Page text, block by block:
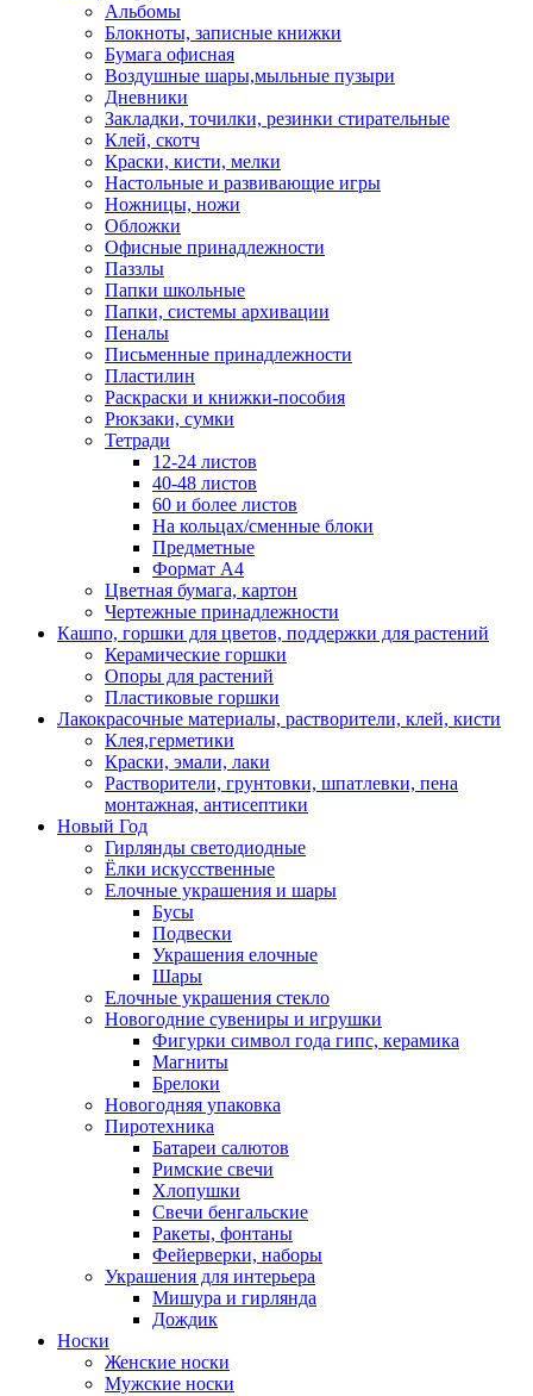
Альбомы
Блокноты, записные книжки
Бумага офисная
Воздушные шары,мыльные пузыри
Дневники
Закладки, точилки, резинки стирательные
Клей, скотч
Краски, кисти, мелки
Настольные и развивающие игры
Ножницы, ножи
Обложки
Офисные принадлежности
Паззлы
Папки школьные
Папки, системы архивации
Пеналы
Письменные принадлежности
Пластилин
Раскраски и книжки-пособия
Рюкзаки, сумки
Тетради
12-24 листов
40-48 листов
60 и более листов
На кольцах/сменные блоки
Предметные
Формат А4
Цветная бумага, картон
Чертежные принадлежности
Кашпо, горшки для цветов, поддержки для растений
Керамические горшки
Опоры для растений
Пластиковые горшки
Лакокрасочные материалы, растворители, клей, кисти
Клея,герметики
Краски, эмали, лаки
Растворители, грунтовки, шпатлевки, пена
монтажная, антисептики
Новый Год
Гирлянды светодиодные
Ёлки искусственные
Елочные украшения и шары
Бусы
Подвески
Украшения елочные
Шары
Елочные украшения стекло
Новогодние сувениры и игрушки
Фигурки символ года гипс, керамика
Магниты
Брелоки
Новогодняя упаковка
Пиротехника
Батареи салютов
Римские свечи
Хлопушки
Свечи бенгальские
Ракеты, фонтаны
Фейерверки, наборы
Украшения для интерьера
Мишура и гирлянда
Дождик
Носки
Женские носки
Мужские носки